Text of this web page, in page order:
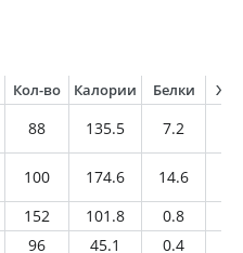
Кол-во Калории Белки
88 135.5 7.2
100 174.6 14.6
152 101.8 0.8
96 45.1 0.4